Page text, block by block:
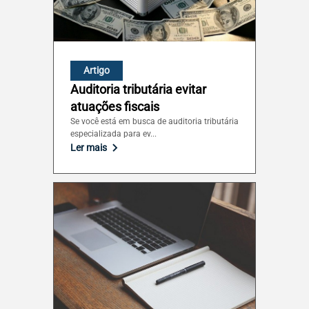
Santa Catarina (SC)
Sergipe (SE)
Tocantins (TO)
Brasilia (DF)
Artigo
Auditoria tributária evitar
atuações fiscais
Se você está em busca de auditoria tributária
especializada para ev...
Ler mais